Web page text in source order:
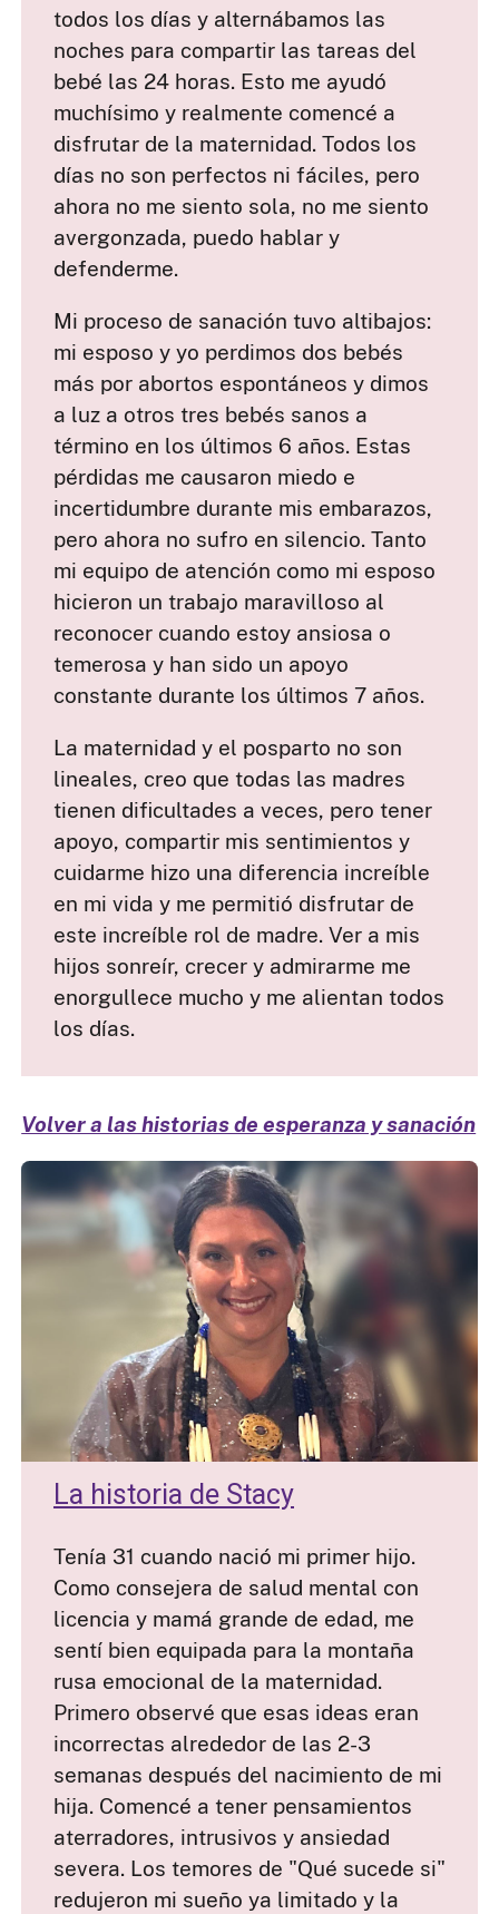
todos los días y alternábamos las
noches para compartir las tareas del
bebé las 24 horas. Esto me ayudó
muchísimo y realmente comencé a
disfrutar de la maternidad. Todos los
días no son perfectos ni fáciles, pero
ahora no me siento sola, no me siento
avergonzada, puedo hablar y
defenderme.
Mi proceso de sanación tuvo altibajos:
mi esposo y yo perdimos dos bebés
más por abortos espontáneos y dimos
a luz a otros tres bebés sanos a
término en los últimos 6 años. Estas
pérdidas me causaron miedo e
incertidumbre durante mis embarazos,
pero ahora no sufro en silencio. Tanto
mi equipo de atención como mi esposo
hicieron un trabajo maravilloso al
reconocer cuando estoy ansiosa o
temerosa y han sido un apoyo
constante durante los últimos 7 años.
La maternidad y el posparto no son
lineales, creo que todas las madres
tienen dificultades a veces, pero tener
apoyo, compartir mis sentimientos y
cuidarme hizo una diferencia increíble
en mi vida y me permitió disfrutar de
este increíble rol de madre. Ver a mis
hijos sonreír, crecer y admirarme me
enorgullece mucho y me alientan todos
los días.
Volver a las historias de esperanza y sanación
La historia de Stacy
Tenía 31 cuando nació mi primer hijo.
Como consejera de salud mental con
licencia y mamá grande de edad, me
sentí bien equipada para la montaña
rusa emocional de la maternidad.
Primero observé que esas ideas eran
incorrectas alrededor de las 2-3
semanas después del nacimiento de mi
hija. Comencé a tener pensamientos
aterradores, intrusivos y ansiedad
severa. Los temores de "Qué sucede si"
redujeron mi sueño ya limitado y la